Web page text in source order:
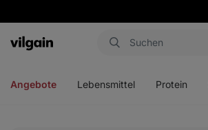
Aktin
Angebote Lebensmittel Protein